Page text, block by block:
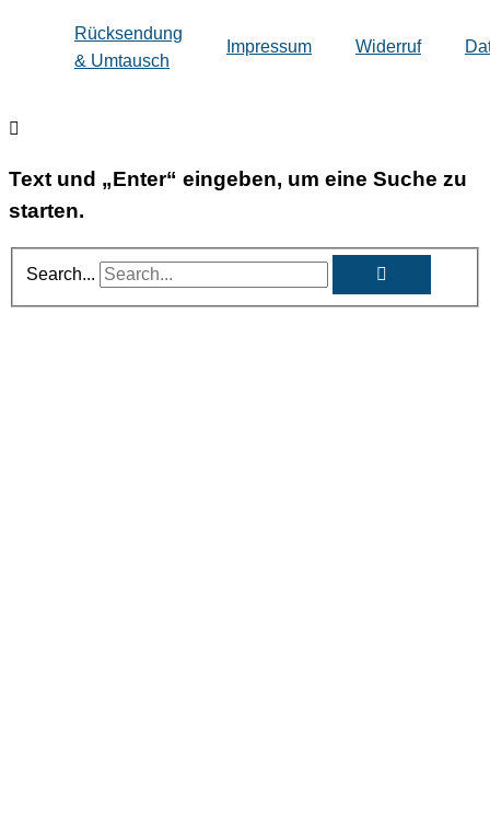
Rücksendung
& Umtausch
Impressum Widerruf
Text und „Enter“ eingeben, um eine Suche zu
starten.
Search...